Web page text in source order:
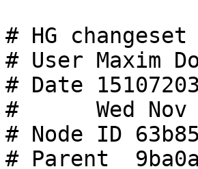
# HG
# User Maxim
# Date
#      Wed Nov
# Node ID
# Parent